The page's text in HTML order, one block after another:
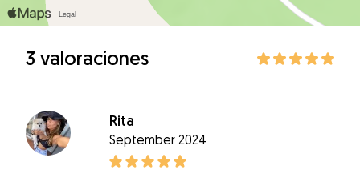
3 valoraciones
Rita
September 2024